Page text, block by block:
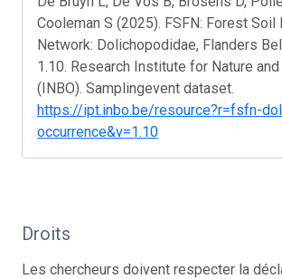
Cooleman S (2025). FSFN: Forest Soil
Network: Dolichopodidae, Flanders
1.10. Research Institute for Nature
(INBO). Samplingevent dataset.
https://ipt.inbo.be/resource?r=fsfn-
occurrence&v=1.10
Droits
Les chercheurs doivent respecter la